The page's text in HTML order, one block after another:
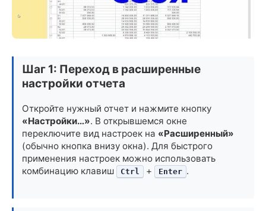
Шаг 1: Переход в расширенные
настройки отчета
Откройте нужный отчет и нажмите кнопку
«Настройки…». В открывшемся окне
переключите вид настроек на «Расширенный»
(обычно кнопка внизу окна). Для быстрого
применения настроек можно использовать
комбинацию клавиш
Ctrl + Enter .